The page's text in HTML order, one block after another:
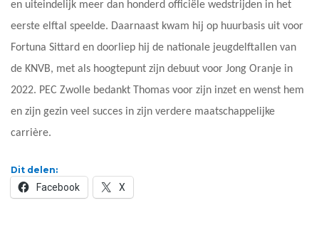
en uiteindelijk meer dan honderd officiële wedstrijden in het
eerste elftal speelde. Daarnaast kwam hij op huurbasis uit voor
Fortuna Sittard en doorliep hij de nationale jeugdelftallen van
de KNVB, met als hoogtepunt zijn debuut voor Jong Oranje in
2022. PEC Zwolle bedankt Thomas voor zijn inzet en wenst hem
en zijn gezin veel succes in zijn verdere maatschappelijke
carrière.
Dit delen:
Facebook X